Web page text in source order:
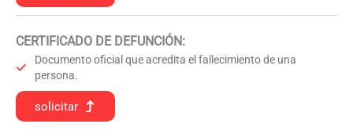
CERTIFICADO DE DEFUNCIÓN:
Documento oficial que acredita el fallecimiento de una
persona.
solicitar